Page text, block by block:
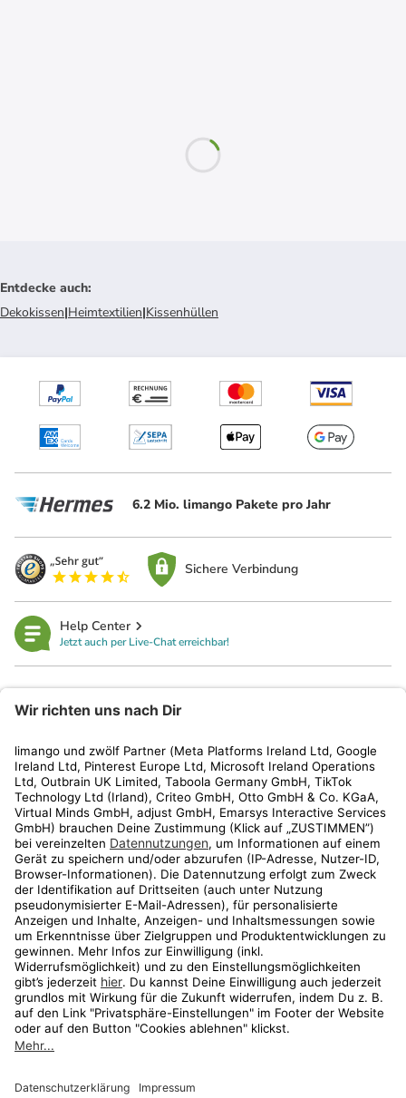
Entdecke auch:
Dekokissen|Heimtextilien|Kissenhüllen
6.2 Mio. limango Pakete pro Jahr
Sichere Verbindung
Help Center
Jetzt auch per Live-Chat erreichbar!
Kundenservice
Shop
Aktionen
Travel